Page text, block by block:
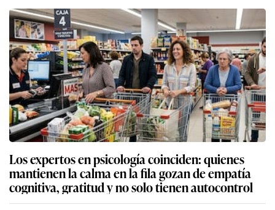
Los expertos en psicología coinciden: quienes
mantienen la calma en la fila gozan de empatía
cognitiva, gratitud y no solo tienen autocontrol